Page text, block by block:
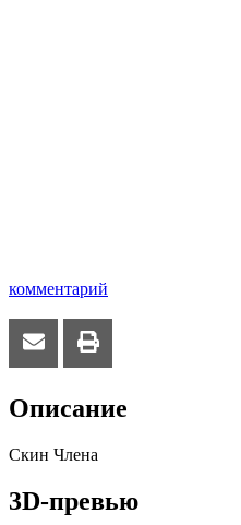
комментарий
Описание
Скин Члена
3D-превью